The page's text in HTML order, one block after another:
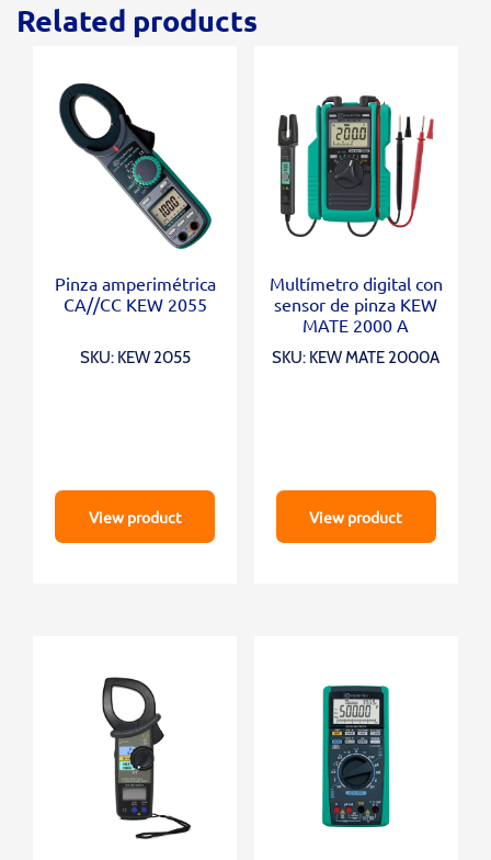
Related products
Pinza amperimétrica
CA//CC KEW 2055
SKU: KEW 2055
View product
Multímetro digital con
sensor de pinza KEW
MATE 2000 A
SKU: KEW MATE 2000A
View product